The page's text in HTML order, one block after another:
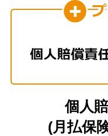
個人
(月払保